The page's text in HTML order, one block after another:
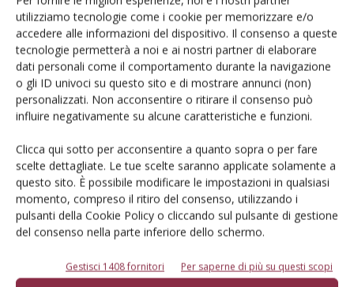
utilizziamo tecnologie come i cookie per memorizzare e/o
accedere alle informazioni del dispositivo. Il consenso a queste
tecnologie permetterà a noi e ai nostri partner di elaborare
dati personali come il comportamento durante la navigazione
o gli ID univoci su questo sito e di mostrare annunci (non)
personalizzati. Non acconsentire o ritirare il consenso può
influire negativamente su alcune caratteristiche e funzioni.
Clicca qui sotto per acconsentire a quanto sopra o per fare
scelte dettagliate. Le tue scelte saranno applicate solamente a
questo sito. È possibile modificare le impostazioni in qualsiasi
momento, compreso il ritiro del consenso, utilizzando i
pulsanti della Cookie Policy o cliccando sul pulsante di gestione
del consenso nella parte inferiore dello schermo.
Gestisci 1408 fornitori Per saperne di più su questi scopi
Facebook Twitter
Il Contoterzista